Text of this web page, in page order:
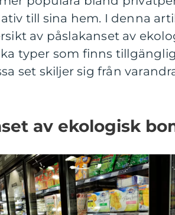
till sina hem. I denna
av påslakanset av
typer som finns
set skiljer sig från
av ekologisk